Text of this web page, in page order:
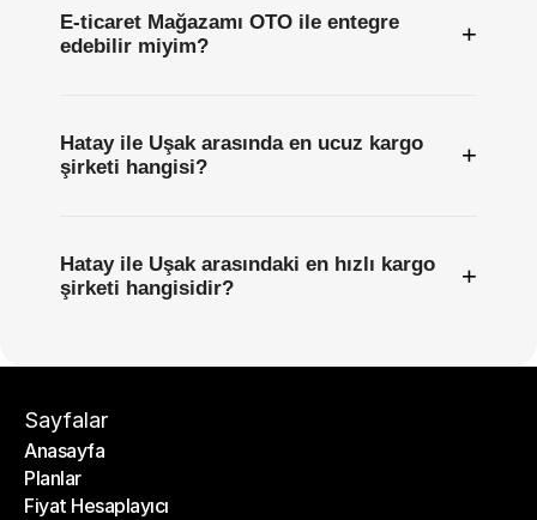
E-ticaret Mağazamı OTO ile entegre
edebilir miyim?
+
Hatay ile Uşak arasında en ucuz kargo
şirketi hangisi?
+
Hatay ile Uşak arasındaki en hızlı kargo
şirketi hangisidir?
+
Sayfalar
Anasayfa
Anasayfa
Planlar
Planlar
Fiyat Hesaplayıcı